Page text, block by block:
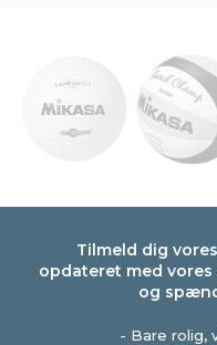
Tilmeld dig
opdateret med
og
- Bare rolig,